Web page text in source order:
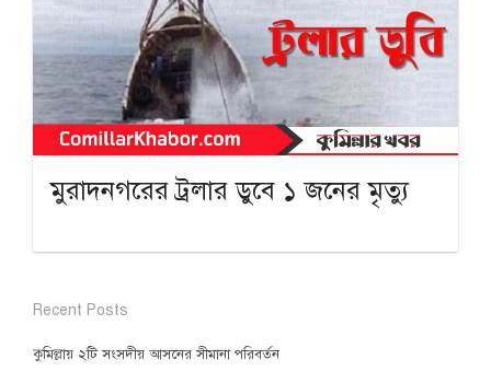
মুরাদনগরের ট্রলার ডুবে ১ জনের মৃত্যু
Recent Posts
কুমিল্লায় ২টি সংসদীয় আসনের সীমানা পরিবর্তন